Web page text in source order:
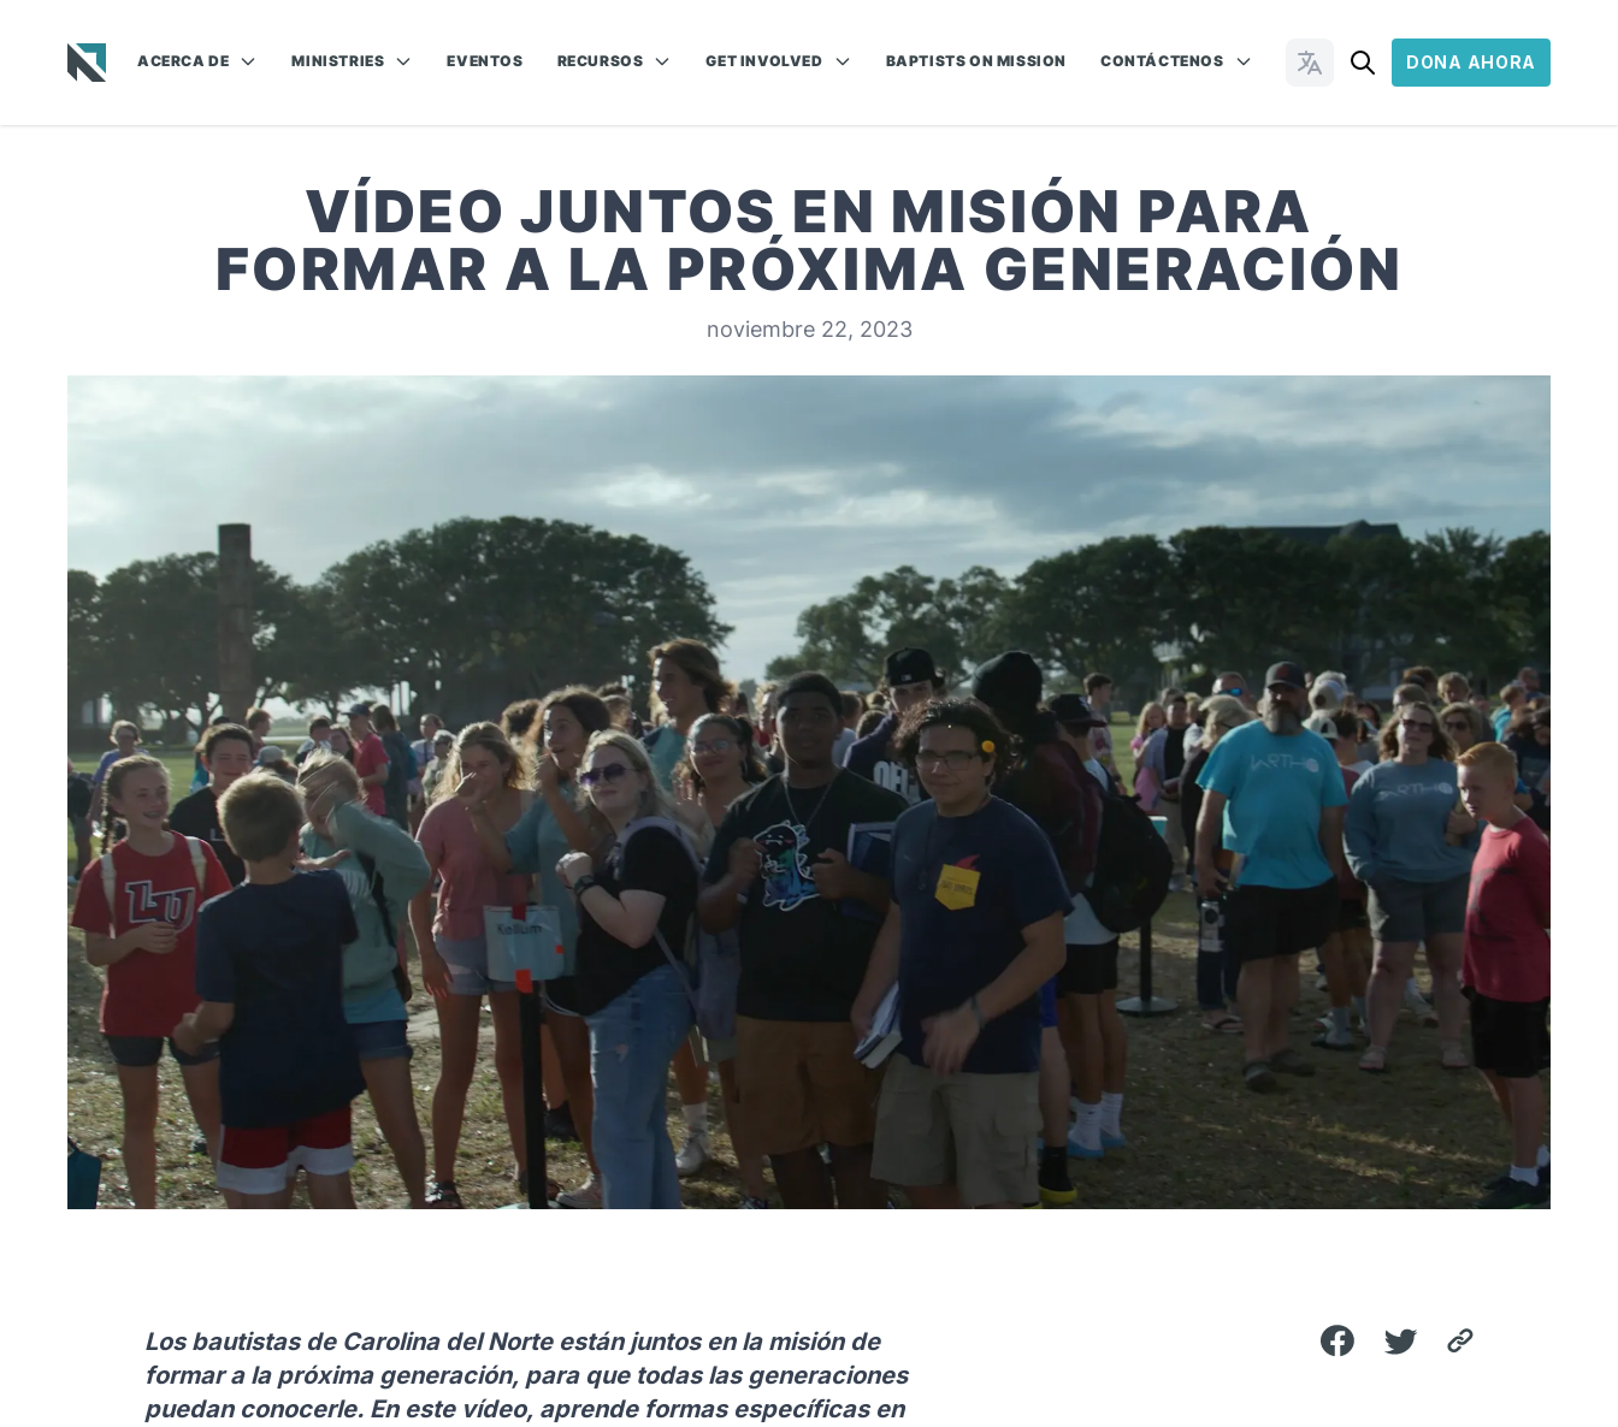
ACERCA DE MINISTRIES EVENTOS RECURSOS GET INVOLVED BAPTISTS ON MISSION CONTÁCTENOS Cambiar idiomaDONA AHORA
VÍDEO JUNTOS EN MISIÓN PARA
FORMAR A LA PRÓXIMA GENERACIÓN
noviembre 22, 2023
Los bautistas de Carolina del Norte están juntos en la misión de
formar a la próxima generación, para que todas las generaciones
puedan conocerle. En este vídeo, aprende formas específicas en